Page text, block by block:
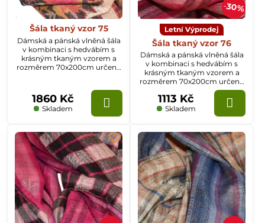
Šála tkaný vzor 75
Dámská a pánská vlněná šála
v kombinaci s hedvábím s
krásným tkaným vzorem a
rozměrem 70x200cm určená
Skladem
1860 Kč
30%
Letní Výprodej
Šála tkaný vzor 76
Dámská a pánská vlněná šála
v kombinaci s hedvábím s
krásným tkaným vzorem a
rozměrem 70x200cm určená
k celoročnímu nošení.
Skladem
1113 Kč